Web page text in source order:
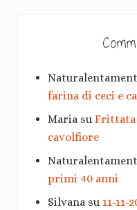
farina di ceci e
Maria su Frittata
cavolfiore
primi 40 anni
Silvana su 11-